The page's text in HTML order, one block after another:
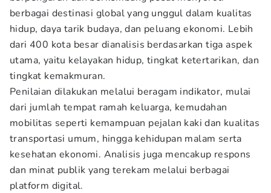
berbagai destinasi global yang unggul dalam kualitas
hidup, daya tarik budaya, dan peluang ekonomi. Lebih
dari 400 kota besar dianalisis berdasarkan tiga aspek
utama, yaitu kelayakan hidup, tingkat ketertarikan, dan
tingkat kemakmuran.
Penilaian dilakukan melalui beragam indikator, mulai
dari jumlah tempat ramah keluarga, kemudahan
mobilitas seperti kemampuan pejalan kaki dan kualitas
transportasi umum, hingga kehidupan malam serta
kesehatan ekonomi. Analisis juga mencakup respons
dan minat publik yang terekam melalui berbagai
platform digital.